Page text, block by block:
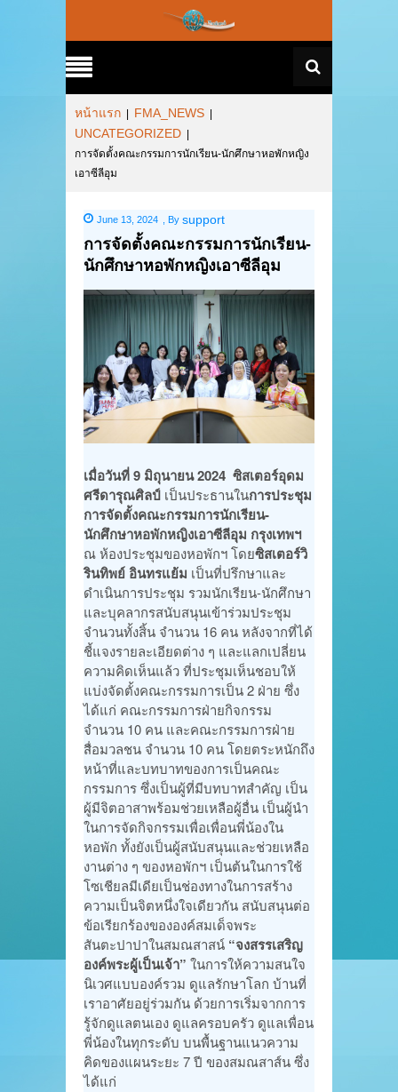
หน้าแรก FMA_NEWS
UNCATEGORIZED
การจัดตั้งคณะกรรมการนักเรียน-นักศึกษาหอพักหญิง
เอาซีลีอุม
June 13, 2024 By support
การจัดตั้งคณะกรรมการนักเรียน-
นักศึกษาหอพักหญิงเอาซีลีอุม
เมื่อวันที่ 9 มิถุนายน 2024 ซิสเตอร์อุดม
ศรีดารุณศิลป์ เป็นประธานในการประชุม
การจัดตั้งคณะกรรมการนักเรียน-
นักศึกษาหอพักหญิงเอาซีลีอุม กรุงเทพฯ
ณ ห้องประชุมของหอพักฯ โดยซิสเตอร์วิ
รินทิพย์ อินทรแย้ม เป็นที่ปรึกษาและ
ดำเนินการประชุม รวมนักเรียน-นักศึกษา
และบุคลากรสนับสนุนเข้าร่วมประชุม
จำนวนทั้งสิ้น จำนวน 16 คน หลังจากที่ได้
ชี้แจงรายละเอียดต่าง ๆ และแลกเปลี่ยน
ความคิดเห็นแล้ว ที่ประชุมเห็นชอบให้
แบ่งจัดตั้งคณะกรรมการเป็น 2 ฝ่าย ซึ่ง
ได้แก่ คณะกรรมการฝ่ายกิจกรรม
จำนวน 10 คน และคณะกรรมการฝ่าย
สื่อมวลชน จำนวน 10 คน โดยตระหนักถึง
หน้าที่และบทบาทของการเป็นคณะ
กรรมการ ซึ่งเป็นผู้ที่มีบทบาทสำคัญ เป็น
ผู้มีจิตอาสาพร้อมช่วยเหลือผู้อื่น เป็นผู้นำ
ในการจัดกิจกรรมเพื่อเพื่อนพี่น้องใน
หอพัก ทั้งยังเป็นผู้สนับสนุนและช่วยเหลือ
งานต่าง ๆ ของหอพักฯ เป็นต้นในการใช้
โซเชียลมีเดียเป็นช่องทางในการสร้าง
ความเป็นจิตหนึ่งใจเดียวกัน สนับสนุนต่อ
ข้อเรียกร้องขององค์สมเด็จพระ
สันตะปาปาในสมณสาสน์ “จงสรรเสริญ
องค์พระผู้เป็นเจ้า” ในการให้ความสนใจ
นิเวศแบบองค์รวม ดูแลรักษาโลก บ้านที่
เราอาศัยอยู่ร่วมกัน ด้วยการเริ่มจากการ
รู้จักดูแลตนเอง ดูแลครอบครัว ดูแลเพื่อน
พี่น้องในทุกระดับ บนพื้นฐานแนวความ
คิดของแผนระยะ 7 ปี ของสมณสาส์น ซึ่ง
ได้แก่